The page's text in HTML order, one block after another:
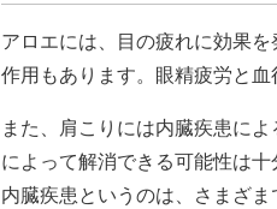
アロエには、目の疲れに効果
作用もあります。眼精疲労と血
また、肩こりには内臓疾患に
によって解消できる可能性は十
内臓疾患というのは、さまざ